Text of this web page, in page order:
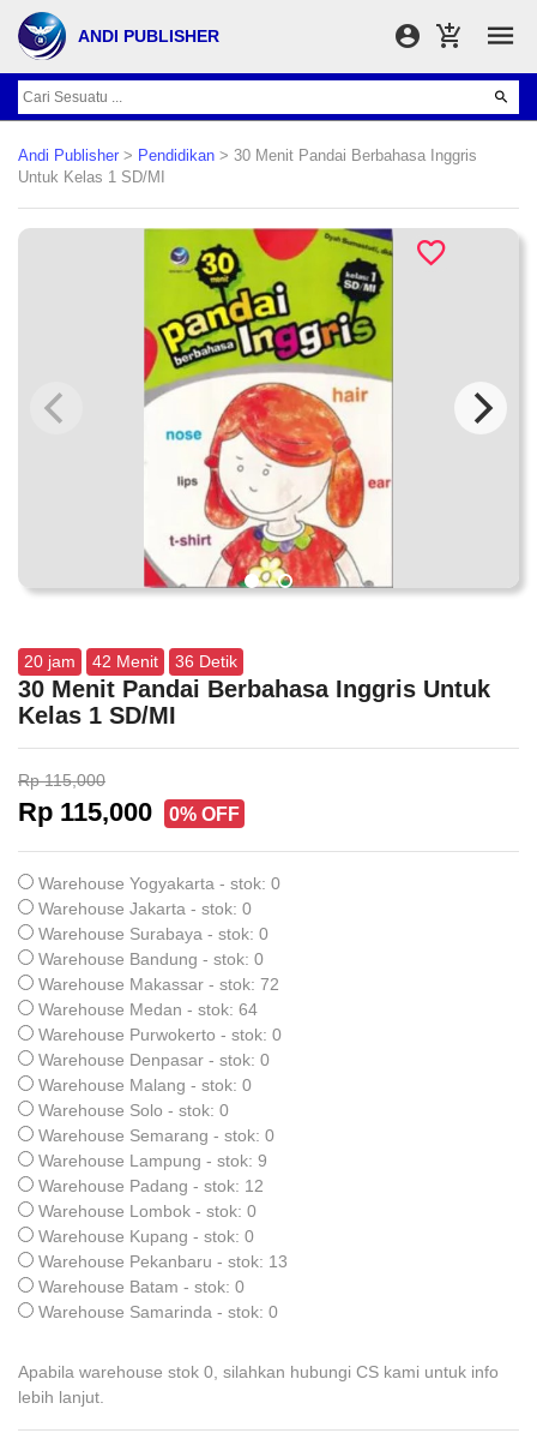
ANDI PUBLISHER
Andi Publisher > Pendidikan > 30 Menit Pandai Berbahasa Inggris
Untuk Kelas 1 SD/MI
20 jam 42 Menit 35 Detik
30 Menit Pandai Berbahasa Inggris Untuk
Kelas 1 SD/MI
Rp 115,000
Rp 115,000 0% OFF
Warehouse Yogyakarta - stok: 0
Warehouse Jakarta - stok: 0
Warehouse Surabaya - stok: 0
Warehouse Bandung - stok: 0
Warehouse Makassar - stok: 72
Warehouse Medan - stok: 64
Warehouse Purwokerto - stok: 0
Warehouse Denpasar - stok: 0
Warehouse Malang - stok: 0
Warehouse Solo - stok: 0
Warehouse Semarang - stok: 0
Warehouse Lampung - stok: 9
Warehouse Padang - stok: 12
Warehouse Lombok - stok: 0
Warehouse Kupang - stok: 0
Warehouse Pekanbaru - stok: 13
Warehouse Batam - stok: 0
Warehouse Samarinda - stok: 0
Apabila warehouse stok 0, silahkan hubungi CS kami untuk info
lebih lanjut.